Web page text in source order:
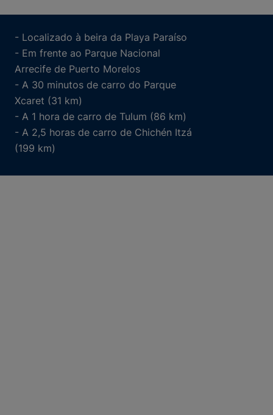
- Localizado à beira da Playa Paraíso
- Em frente ao Parque Nacional
Arrecife de Puerto Morelos
- A 30 minutos de carro do Parque
Xcaret (31 km)
- A 1 hora de carro de Tulum (86 km)
- A 2,5 horas de carro de Chichén Itzá
(199 km)